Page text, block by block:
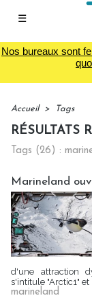
☰
Nos bureaux sont
Accueil > Tags
RÉSULTATS
Tags (26) :
Marineland
d'une attraction
s'intitule "Arctic1" et
marineland